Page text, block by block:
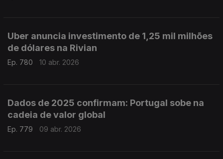
Uber anuncia investimento de 1,25 mil milhões
de dólares na Rivian
Ep. 780 10 abr. 2026
Dados de 2025 confirmam: Portugal sobe na
cadeia de valor global
Ep. 779 09 abr. 2026